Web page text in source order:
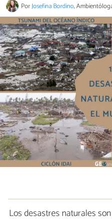
PorJosefina Bordino,
Los desastres naturales